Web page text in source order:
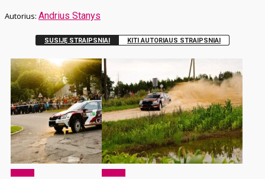
Andrius Stanys
SUSIJĘ STRAIPSNIAI KITI AUTORIAUS STRAIPSNIAI